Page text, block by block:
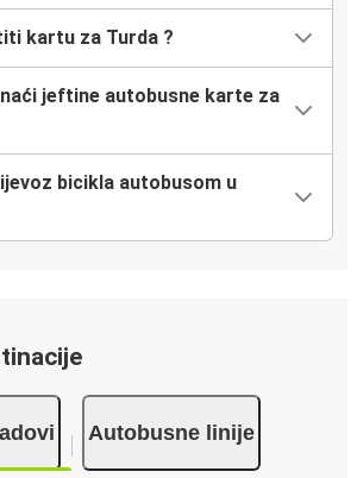
kartu za Turda ?
jeftine autobusne karte za
bicikla autobusom u
Autobusne linije